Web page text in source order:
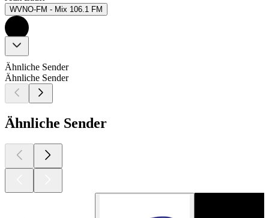
WVNO-FM - Mix 106.1 FM
Ähnliche Sender
Ähnliche Sender
Ähnliche Sender